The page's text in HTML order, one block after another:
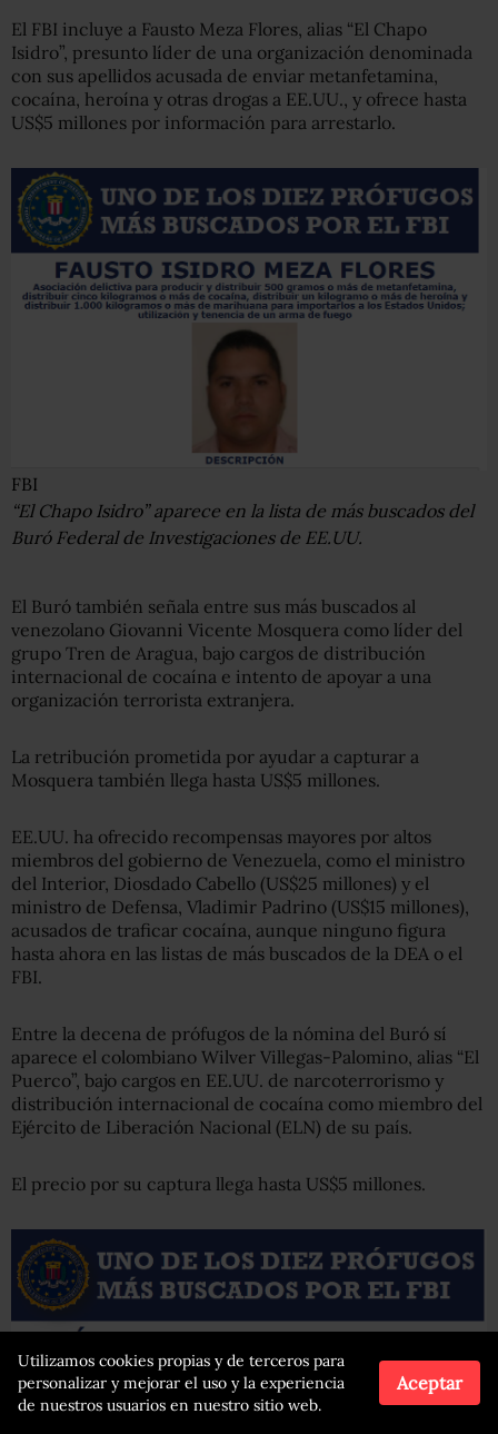
El FBI incluye a Fausto Meza Flores, alias “El Chapo
Isidro”, presunto líder de una organización denominada
con sus apellidos acusada de enviar metanfetamina,
cocaína, heroína y otras drogas a EE.UU., y ofrece hasta
US$5 millones por información para arrestarlo.
FBI
“El Chapo Isidro” aparece en la lista de más buscados del
Buró Federal de Investigaciones de EE.UU.
El Buró también señala entre sus más buscados al
venezolano Giovanni Vicente Mosquera como líder del
grupo Tren de Aragua, bajo cargos de distribución
internacional de cocaína e intento de apoyar a una
organización terrorista extranjera.
La retribución prometida por ayudar a capturar a
Mosquera también llega hasta US$5 millones.
EE.UU. ha ofrecido recompensas mayores por altos
miembros del gobierno de Venezuela, como el ministro
del Interior, Diosdado Cabello (US$25 millones) y el
ministro de Defensa, Vladimir Padrino (US$15 millones),
acusados de traficar cocaína, aunque ninguno figura
hasta ahora en las listas de más buscados de la DEA o el
FBI.
Entre la decena de prófugos de la nómina del Buró sí
aparece el colombiano Wilver Villegas-Palomino, alias “El
Puerco”, bajo cargos en EE.UU. de narcoterrorismo y
distribución internacional de cocaína como miembro del
Ejército de Liberación Nacional (ELN) de su país.
El precio por su captura llega hasta US$5 millones.
Utilizamos cookies propias y de terceros para
personalizar y mejorar el uso y la experiencia
de nuestros usuarios en nuestro sitio web.
Aceptar